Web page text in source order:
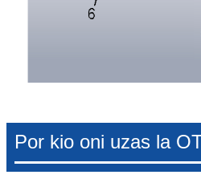
Por kio oni uzas la